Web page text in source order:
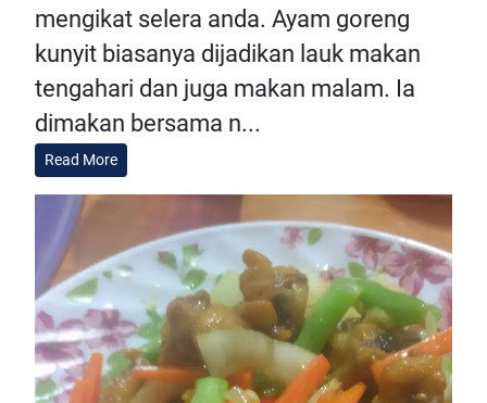
mengikat selera anda. Ayam goreng
kunyit biasanya dijadikan lauk makan
tengahari dan juga makan malam. Ia
dimakan bersama n...
Read More